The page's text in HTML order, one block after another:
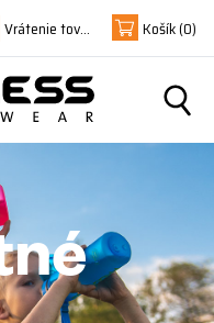
Vrátenie tovaru Košík(0)